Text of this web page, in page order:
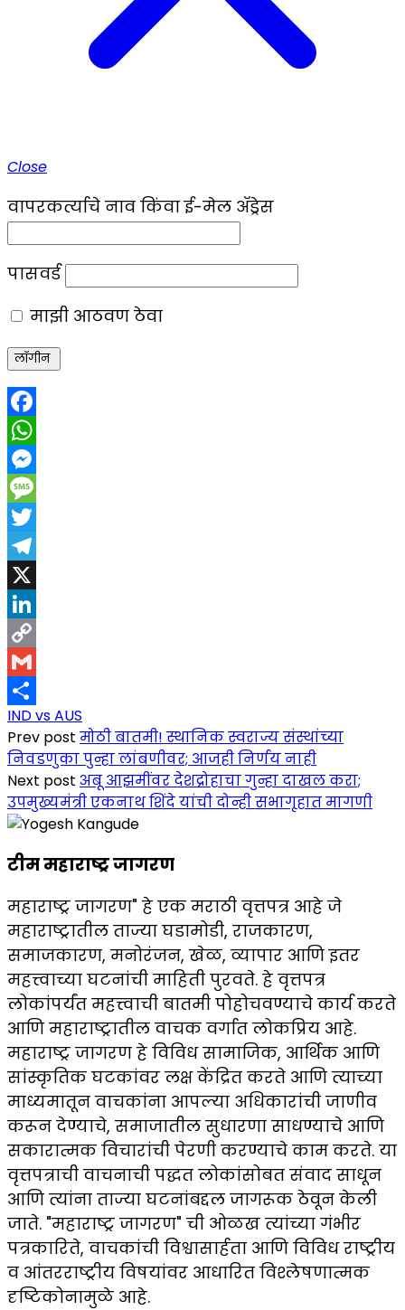
Close
वापरकर्त्याचे नाव किंवा ई-मेल ॲड्रेस
पासवर्ड
माझी आठवण ठेवा
Facebook
WhatsApp
Messenger
Message
Twitter
Telegram
X
LinkedIn
Copy
Link
Gmail
Share
IND vs AUS
Prev post मोठी बातमी! स्थानिक स्वराज्य संस्थांच्या
निवडणुका पुन्हा लांबणीवर; आजही निर्णय नाही
Next post अबू आझमींवर देशद्रोहाचा गुन्हा दाखल करा;
उपमुख्यमंत्री एकनाथ शिंदे यांची दोन्ही सभागृहात मागणी
टीम महाराष्ट्र जागरण
महाराष्ट्र जागरण" हे एक मराठी वृत्तपत्र आहे जे
महाराष्ट्रातील ताज्या घडामोडी, राजकारण,
समाजकारण, मनोरंजन, खेळ, व्यापार आणि इतर
महत्त्वाच्या घटनांची माहिती पुरवते. हे वृत्तपत्र
लोकांपर्यंत महत्त्वाची बातमी पोहोचवण्याचे कार्य करते
आणि महाराष्ट्रातील वाचक वर्गात लोकप्रिय आहे.
महाराष्ट्र जागरण हे विविध सामाजिक, आर्थिक आणि
सांस्कृतिक घटकांवर लक्ष केंद्रित करते आणि त्याच्या
माध्यमातून वाचकांना आपल्या अधिकारांची जाणीव
करून देण्याचे, समाजातील सुधारणा साधण्याचे आणि
सकारात्मक विचारांची पेरणी करण्याचे काम करते. या
वृत्तपत्राची वाचनाची पद्धत लोकांसोबत संवाद साधून
आणि त्यांना ताज्या घटनांबद्दल जागरूक ठेवून केली
जाते. "महाराष्ट्र जागरण" ची ओळख त्यांच्या गंभीर
पत्रकारिते, वाचकांची विश्वासार्हता आणि विविध राष्ट्रीय
व आंतरराष्ट्रीय विषयांवर आधारित विश्लेषणात्मक
दृष्टिकोनामुळे आहे.